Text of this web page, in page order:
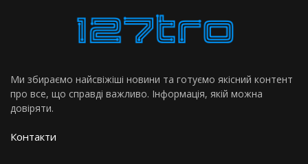
Ми збираємо найсвіжіші новини та готуємо якісний контент
про все, що справді важливо. Інформація, якій можна
довіряти.
Контакти